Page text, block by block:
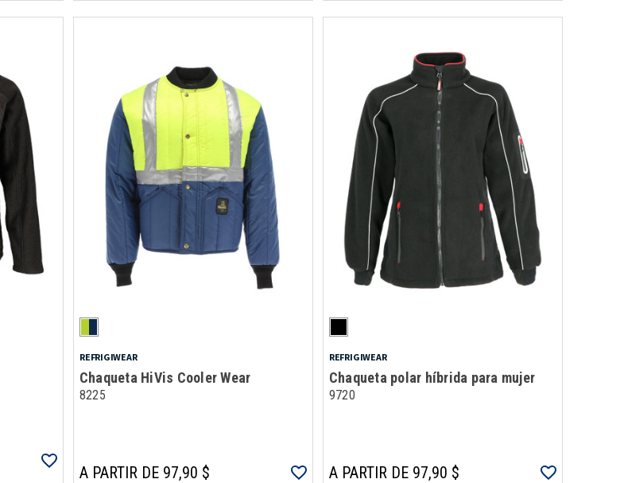
REFRIGIWEAR
Chaqueta HiVis Cooler Wear
8225
A PARTIR DE 97,90 $
REFRIGIWEAR
Chaqueta polar híbrida para mujer
9720
A PARTIR DE 97,90 $